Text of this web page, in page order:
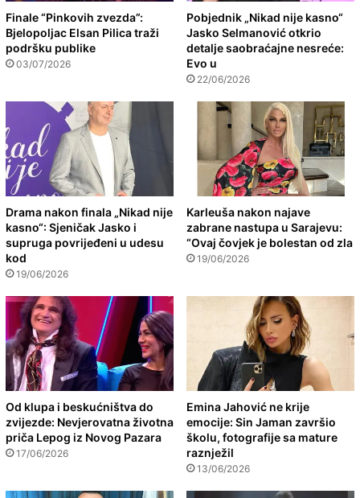
Finale “Pinkovih zvezda”:
Bjelopoljac Elsan Pilica traži
podršku publike
03/07/2026
Pobjednik „Nikad nije kasno“
Jasko Selmanović otkrio
detalje saobraćajne nesreće:
Evo u
22/06/2026
Drama nakon finala „Nikad nije
kasno“: Sjeničak Jasko i
supruga povrijeđeni u udesu
kod
19/06/2026
Karleuša nakon najave
zabrane nastupa u Sarajevu:
“Ovaj čovjek je bolestan od zla
19/06/2026
Od klupa i beskućništva do
zvijezde: Nevjerovatna životna
priča Lepog iz Novog Pazara
17/06/2026
Emina Jahović ne krije
emocije: Sin Jaman završio
školu, fotografije sa mature
raznježil
13/06/2026